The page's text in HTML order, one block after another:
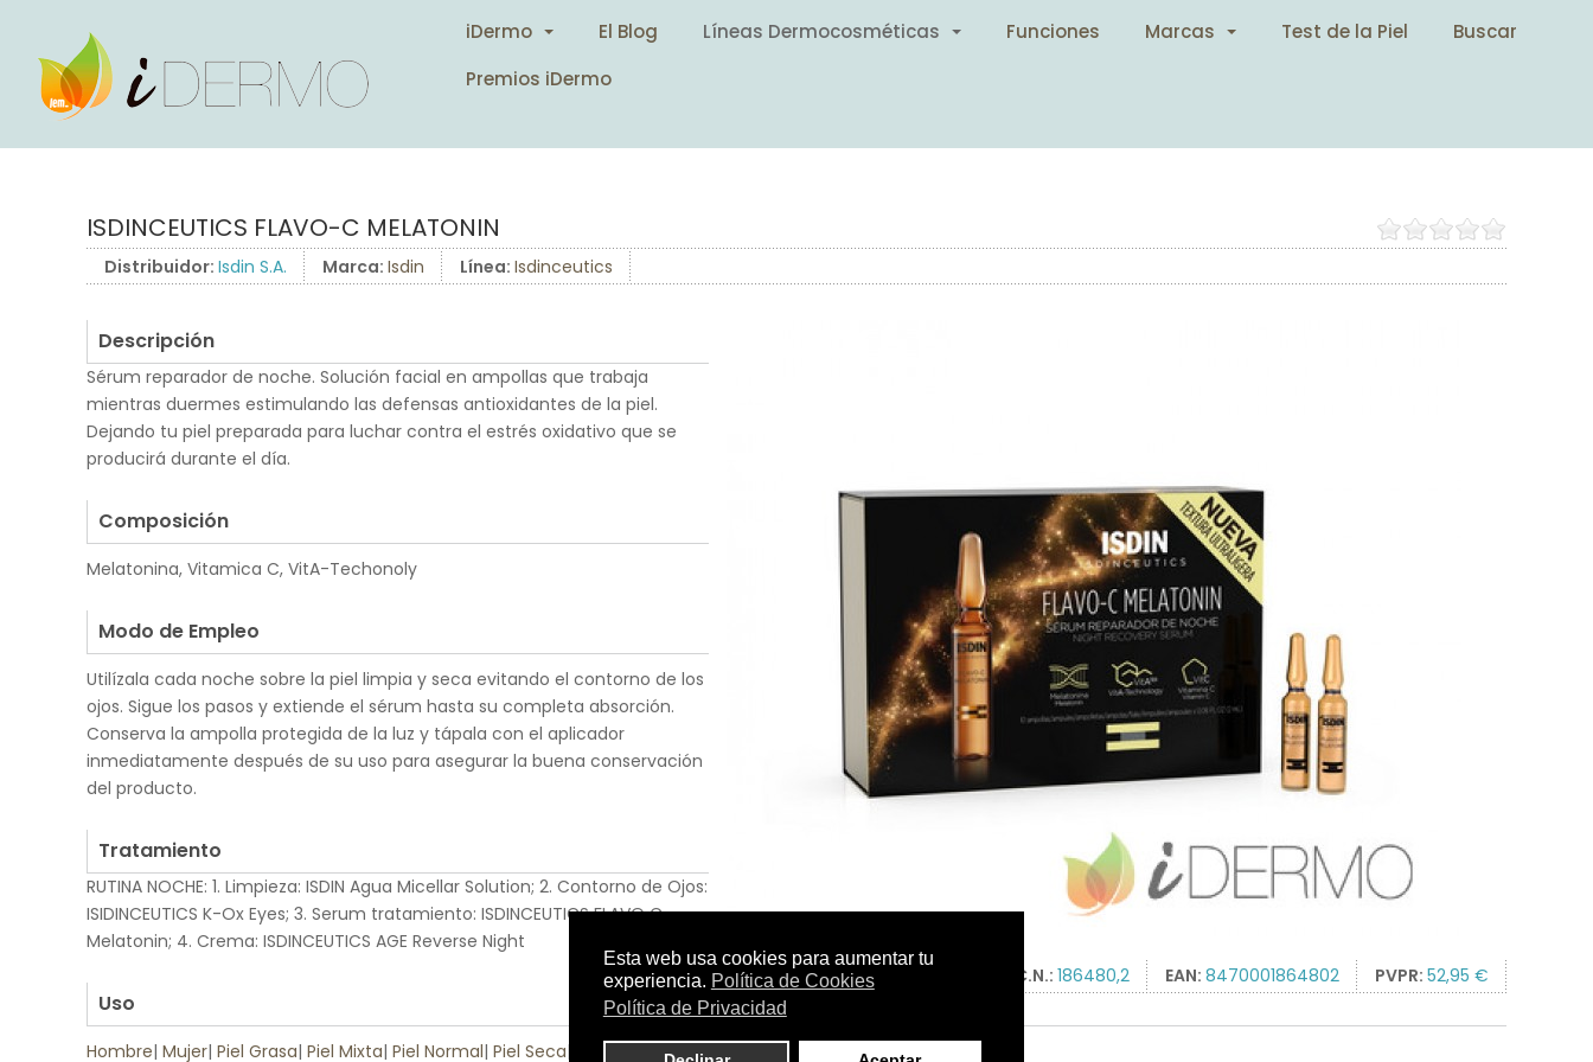
iDermo El Blog Líneas Dermocosméticas Funciones Marcas Test de la Piel
Buscar
Premios iDermo
ISDINCEUTICS FLAVO-C MELATONIN
Distribuidor: Isdin S.A. Marca: Isdin Línea: Isdinceutics
Tamaño:30 ampollas de 2 ml. C.N.: 186480,2 EAN: 8470001864802 PVPR: 52,95 €
Descripción
Sérum reparador de noche. Solución facial en ampollas que trabaja
mientras duermes estimulando las defensas antioxidantes de la piel.
Dejando tu piel preparada para luchar contra el estrés oxidativo que se
producirá durante el día.
Composición
Melatonina, Vitamica C, VitA-Techonoly
Modo de Empleo
Utilízala cada noche sobre la piel limpia y seca evitando el contorno de los
ojos. Sigue los pasos y extiende el sérum hasta su completa absorción.
Conserva la ampolla protegida de la luz y tápala con el aplicador
inmediatamente después de su uso para asegurar la buena conservación
del producto.
Tratamiento
RUTINA NOCHE: 1. Limpieza: ISDIN Agua Micellar Solution; 2. Contorno de Ojos:
ISIDINCEUTICS K-Ox Eyes; 3. Serum tratamiento: ISDINCEUTICS FLAVO C
Melatonin; 4. Crema: ISDINCEUTICS AGE Reverse Night
Uso
Hombre| Mujer| Piel Grasa| Piel Mixta| Piel Normal| Piel Seca| Piel Sensible|Pieles con Problemas |Rostro